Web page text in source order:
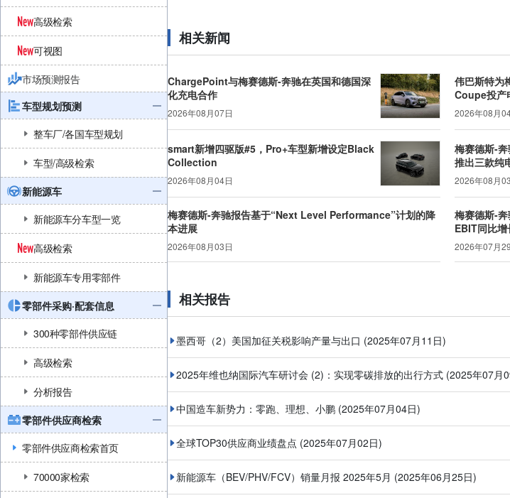
高级检索
可视图
市场预测报告
车型规划预测
整车厂/各国车型规划
车型/高级检索
新能源车
新能源车分车型一览
高级检索
新能源车专用零部件
零部件采购·配套信息
300种零部件供应链
高级检索
分析报告
零部件供应商检索
零部件供应商检索首页
70000家检索
相关新闻
ChargePoint与梅赛德斯-奔驰在英国和德国深
化充电合作
2026年08月07日
伟巴斯特为
Coupe投产
2026年08月
smart新增四驱版#5，Pro+车型新增设定Black
Collection
2026年08月04日
梅赛德斯-
推出三款纯
2026年08月
梅赛德斯-奔驰报告基于“Next Level Performance”计划的降
本进展
2026年08月03日
梅赛德斯-
EBIT同比
2026年07月
相关报告
墨西哥（2）美国加征关税影响产量与出口 (2025年07月11日)
2025年维也纳国际汽车研讨会 (2)：实现零碳排放的出行方式 (2025年07月
中国造车新势力：零跑、理想、小鹏 (2025年07月04日)
全球TOP30供应商业绩盘点 (2025年07月02日)
新能源车（BEV/PHV/FCV）销量月报 2025年5月 (2025年06月25日)